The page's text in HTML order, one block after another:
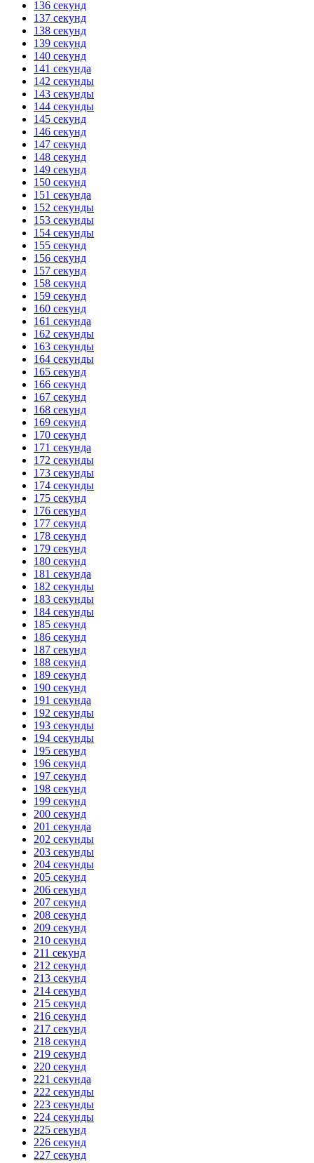
136 секунд
137 секунд
138 секунд
139 секунд
140 секунд
141 секунда
142 секунды
143 секунды
144 секунды
145 секунд
146 секунд
147 секунд
148 секунд
149 секунд
150 секунд
151 секунда
152 секунды
153 секунды
154 секунды
155 секунд
156 секунд
157 секунд
158 секунд
159 секунд
160 секунд
161 секунда
162 секунды
163 секунды
164 секунды
165 секунд
166 секунд
167 секунд
168 секунд
169 секунд
170 секунд
171 секунда
172 секунды
173 секунды
174 секунды
175 секунд
176 секунд
177 секунд
178 секунд
179 секунд
180 секунд
181 секунда
182 секунды
183 секунды
184 секунды
185 секунд
186 секунд
187 секунд
188 секунд
189 секунд
190 секунд
191 секунда
192 секунды
193 секунды
194 секунды
195 секунд
196 секунд
197 секунд
198 секунд
199 секунд
200 секунд
201 секунда
202 секунды
203 секунды
204 секунды
205 секунд
206 секунд
207 секунд
208 секунд
209 секунд
210 секунд
211 секунд
212 секунд
213 секунд
214 секунд
215 секунд
216 секунд
217 секунд
218 секунд
219 секунд
220 секунд
221 секунда
222 секунды
223 секунды
224 секунды
225 секунд
226 секунд
227 секунд